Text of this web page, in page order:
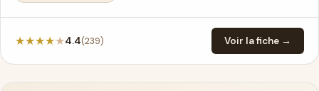
★★★★★4.4(239) Voir la fiche →